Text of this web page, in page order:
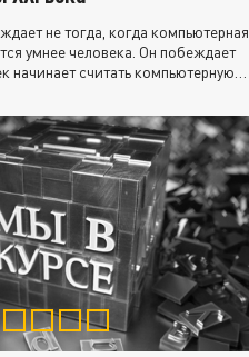
не тогда, когда компьютерная
умнее человека. Он побеждает
начинает считать компьютерную